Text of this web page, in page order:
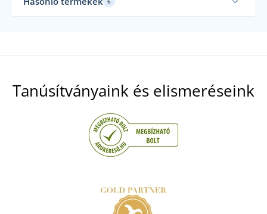
Férfi felső kötött fleeceből JN762
Tanúsítványaink és elismeréseink